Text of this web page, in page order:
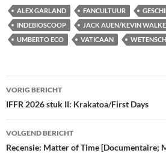
ALEX GARLAND FANCULTUUR
INDEBIOSCOOP
JACK AUEN/KEVIN
UMBERTO ECO
VATICAAN
Bericht
navigatie
VORIG BERICHT
IFFR 2026 stuk II: Krakatoa/First Days
VOLGEND BERICHT
Recensie: Matter of Time [Documentaire;